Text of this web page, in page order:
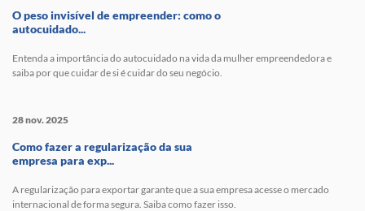
O peso invisível de empreender: como o
autocuidado...
Entenda a importância do autocuidado na vida da mulher empreendedora e
saiba por que cuidar de si é cuidar do seu negócio.
28 nov. 2025
Como fazer a regularização da sua
empresa para exp...
A regularização para exportar garante que a sua empresa acesse o mercado
internacional de forma segura. Saiba como fazer isso.